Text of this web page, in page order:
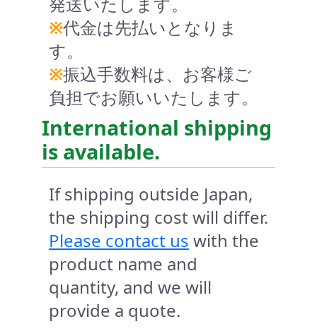
※代金は先払いとなりま
す。
※振込手数料は、お客様ご
負担でお願いいたします。
International shipping
is available.
If shipping outside Japan,
the shipping cost will differ.
Please contact us with the
product name and
quantity, and we will
provide a quote.